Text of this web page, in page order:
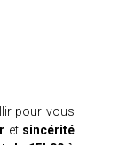
pour vous
et sincérité